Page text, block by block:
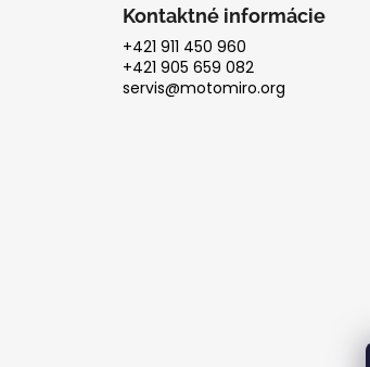
Kontaktné informácie
+421 911 450 960
+421 905 659 082
servis@motomiro.org